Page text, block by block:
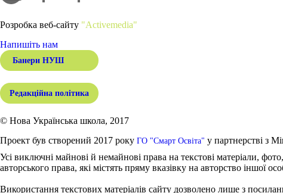
Розробка веб-сайту "Activemedia"
Напишіть нам
Банери НУШ
Редакційна політика
© Нова Українська школа, 2017
Проект був створений 2017 року ГО "Смарт Освіта" у партнерстві з
Усі виключні майнові й немайнові права на текстові матеріали,
авторського права, які містять пряму вказівку на авторство іншої
Використання текстових матеріалів сайту дозволено лише з